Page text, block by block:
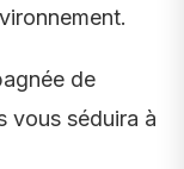
de
vous séduira à